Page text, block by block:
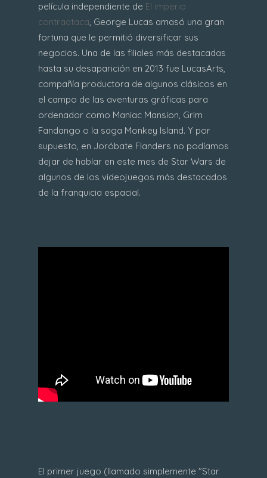
película independiente de El imperio
contraataca, George Lucas amasó una gran
fortuna que le permitió diversificar sus
negocios. Una de las filiales más destacadas
hasta su desaparición en 2013 fue LucasArts,
compañía productora de algunos clásicos en
el campo de las aventuras gráficas para
ordenador como Maniac Mansion, Grim
Fandango o la saga Monkey Island. Y por
supuesto, en Joróbate Flanders no podíamos
dejar de hablar en este mes de Star Wars de
algunos de los videojuegos más destacados
de la franquicia espacial.
El primer juego (llamado simplemente "Star